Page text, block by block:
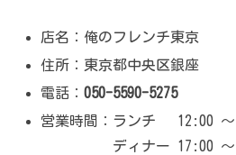
店名：俺のフレンチ東京
住所：東京都中央区銀座
電話：050-5590-5275
営業時間：ランチ 12:00
ディナー 17:00 ～